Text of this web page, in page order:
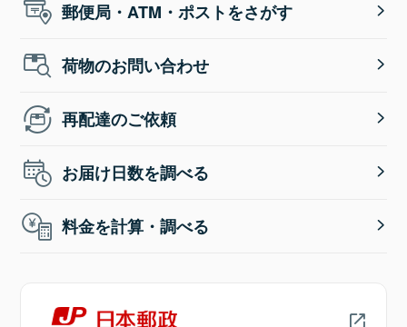
郵便局・ATM・ポストをさがす
荷物のお問い合わせ
再配達のご依頼
お届け日数を調べる
料金を計算・調べる